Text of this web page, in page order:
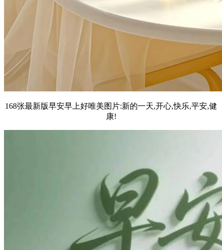
168张最新版早安早上好唯美图片:新的一天,开心,快乐,平安,健
康!